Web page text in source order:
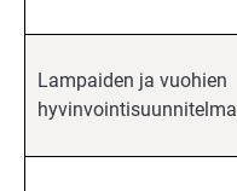
Lampaiden ja vuohien
hyvinvointisuunnitelma